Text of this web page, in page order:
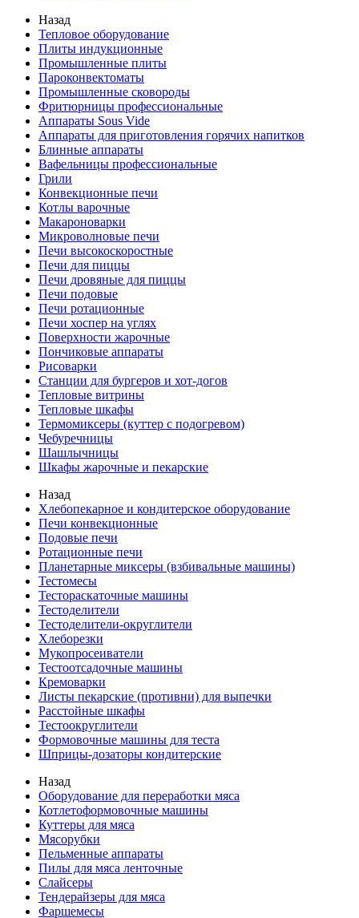
Назад
Тепловое оборудование
Плиты индукционные
Промышленные плиты
Пароконвектоматы
Промышленные сковороды
Фритюрницы профессиональные
Аппараты Sous Vide
Аппараты для приготовления горячих напитков
Блинные аппараты
Вафельницы профессиональные
Грили
Конвекционные печи
Котлы варочные
Макароноварки
Микроволновые печи
Печи высокоскоростные
Печи для пиццы
Печи дровяные для пиццы
Печи подовые
Печи ротационные
Печи хоспер на углях
Поверхности жарочные
Пончиковые аппараты
Рисоварки
Станции для бургеров и хот-догов
Тепловые витрины
Тепловые шкафы
Термомиксеры (куттер с подогревом)
Чебуречницы
Шашлычницы
Шкафы жарочные и пекарские
Назад
Хлебопекарное и кондитерское оборудование
Печи конвекционные
Подовые печи
Ротационные печи
Планетарные миксеры (взбивальные машины)
Тестомесы
Тестораскаточные машины
Тестоделители
Тестоделители-округлители
Хлеборезки
Мукопросеиватели
Тестоотсадочные машины
Кремоварки
Листы пекарские (противни) для выпечки
Расстойные шкафы
Тестоокруглители
Формовочные машины для теста
Шприцы-дозаторы кондитерские
Назад
Оборудование для переработки мяса
Котлетоформовочные машины
Куттеры для мяса
Мясорубки
Пельменные аппараты
Пилы для мяса ленточные
Слайсеры
Тендерайзеры для мяса
Фаршемесы